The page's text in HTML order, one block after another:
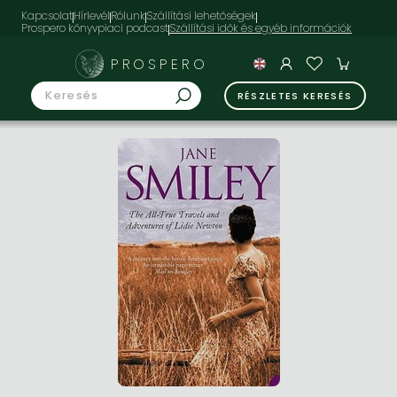
KapcsolatHírlevélRólunkSzállítási lehetőségek
Prospero könyvpiaci podcast
PROSPERO
RÉSZLETES KERESÉS